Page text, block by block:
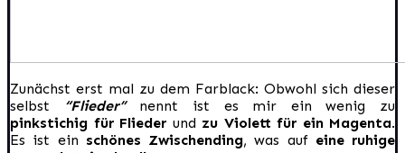
Zunächst erst mal zu dem Farblack: Obwohl sich dieser
selbst
“Flieder”nennt ist es mir ein wenig zu
pinkstichig für Flieder und zu Violett für ein Magenta.
Es ist ein schönes Zwischending, was aufeine ruhige